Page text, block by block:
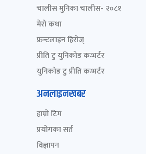
चालीस मुनिका चालीस- २०८१
मेरो कथा
फ्रन्टलाइन हिरोज्
प्रीति टु युनिकोड कन्भर्टर
युनिकोड टु प्रीति कन्भर्टर
अनलाइनखबर
हाम्रो टिम
प्रयोगका सर्त
विज्ञापन